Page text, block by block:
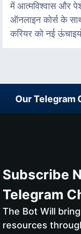
में आत्मविश्वास और
ऑनलाइन कोर्स के
करियर को नई
Our Telegram
Subscribe
Telegram
The Bot Will
resources